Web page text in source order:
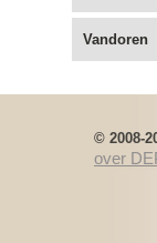
Vandoren
© 2008-
over